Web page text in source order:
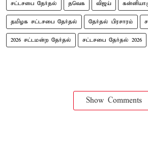
சட்டசபை தேர்தல் தவெக விஜய்
தமிழக சட்டசபை தேர்தல் தேர்தல் பிரசாரம்
2026 சட்டமன்ற தேர்தல் சட்டசபை தேர்தல் 2026
Show Comments